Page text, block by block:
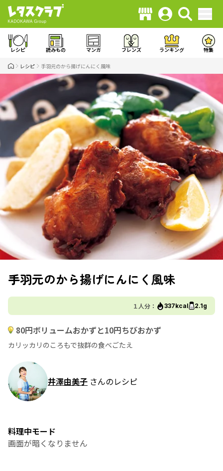
レシピ 読みもの マンガ フレンズ ランキング 特集
レシピ 手羽元のから揚げにんにく風味
手羽元のから揚げにんにく風味
１人分： 337kcal 2.1g
80円ボリュームおかずと10円ちびおかず
カリッカリのころもで抜群の食べごたえ
井澤由美子 さんのレシピ
料理中モード
画面が暗くなりません